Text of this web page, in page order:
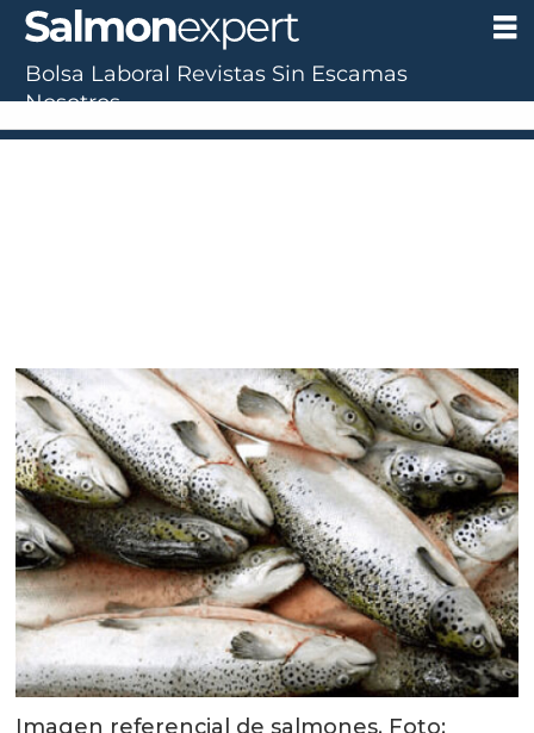
Imagen referencial de salmones. Foto:
Bolsa Laboral Revistas Sin Escamas
Nosotros